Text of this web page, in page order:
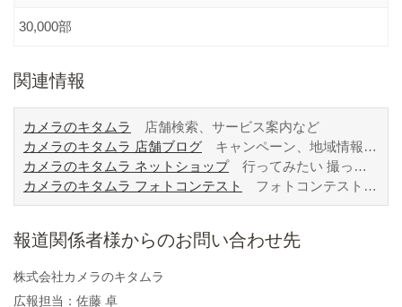
30,000部
関連情報
カメラのキタムラ
店舗検索、サービス案内など
カメラのキタムラ 店舗ブログ キャンペーン、地域情報など
カメラのキタムラ ネットショップ行ってみたい 撮ってみたい 日本の祭り 2017年度版
カメラのキタムラ フォトコンテスト
フォトコンテスト情報、募集要項、過去入賞作品など
報道関係者様からのお問い合わせ先
株式会社カメラのキタムラ
広報担当：佐藤 卓